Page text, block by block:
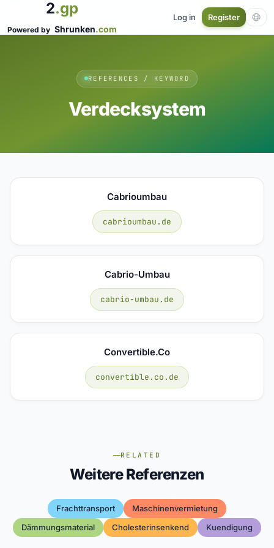
2.gp
Powered by Shrunken.com
Log in Register
REFERENCES / KEYWORD
Verdecksystem
Cabrioumbau
cabrioumbau.de
Cabrio-Umbau
cabrio-umbau.de
Convertible.co
convertible.co.de
RELATED
Weitere Referenzen
Frachttransport
Maschinenvermietung
Dämmungsmaterial
Cholesterinsenkend Kuendigung